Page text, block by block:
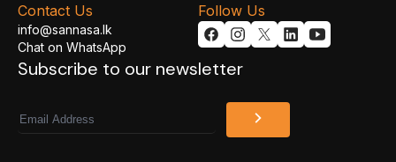
Subscribe to our newsletter
Email
Contact Us
info@sannasa.lk
Chat on WhatsApp
Follow Us